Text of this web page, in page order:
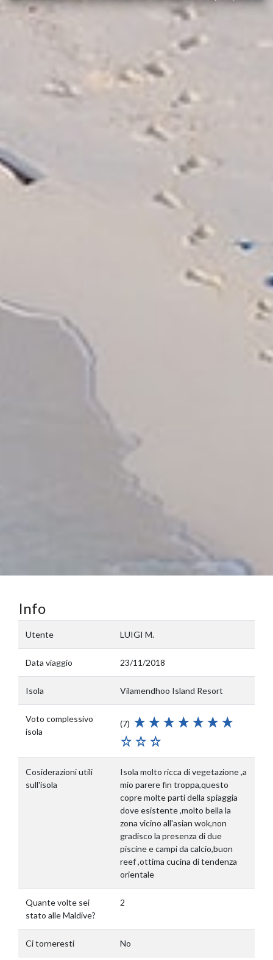
Info
Utente LUIGI M.
Data viaggio 23/11/2018
Isola Vilamendhoo Island Resort
Voto complessivo
isola
(7)
Cosiderazioni utili
sull'isola
Isola molto ricca di vegetazione ,a
mio parere fin troppa,questo
copre molte parti della spiaggia
dove esistente ,molto bella la
zona vicino all'asian wok,non
gradisco la presenza di due
piscine e campi da calcio,buon
reef ,ottima cucina di tendenza
orientale
Quante volte sei
stato alle Maldive?
2
Ci torneresti No